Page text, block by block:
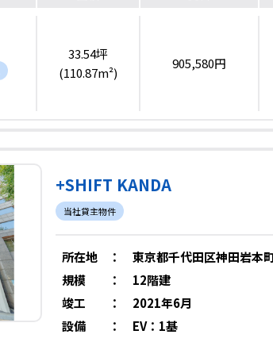
33.54坪
(110.87m²)
905,580円
+SHIFT KANDA
当社貸主物件
所在地 ：
東京都千代田区神田岩本
規模
：
12階建
竣工
：
2021年6月
設備
： EV：1基